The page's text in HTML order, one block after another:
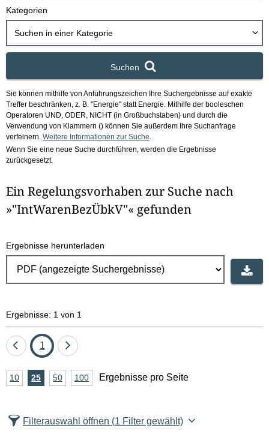
o
Kategorien
Suchen in einer Kategorie
Suchen
Sie können mithilfe von Anführungszeichen Ihre Suchergebnisse auf exakte
Treffer beschränken, z. B. "Energie" statt Energie. Mithilfe der booleschen
Operatoren UND, ODER, NICHT (in Großbuchstaben) und durch die
Verwendung von Klammern () können Sie außerdem Ihre Suchanfrage
verfeinern. Weitere Informationen zur Suche
Wenn Sie eine neue Suche durchführen, werden die Ergebnisse
zurückgesetzt.
Ein Regelungsvorhaben zur Suche nach
»"IntWarenBezÜbkV"« gefunden
Ergebnisse herunterladen
Ergebnisse: 1 von 1
Eine
zurück
Seite
1
Eine
vor
A
z
10Ergebnisse
25Ergebnisse
50Ergebnisse
100Ergebnisse
Ergebnisse pro Seite
Filterauswahl öffnen (1 Filter gewählt)